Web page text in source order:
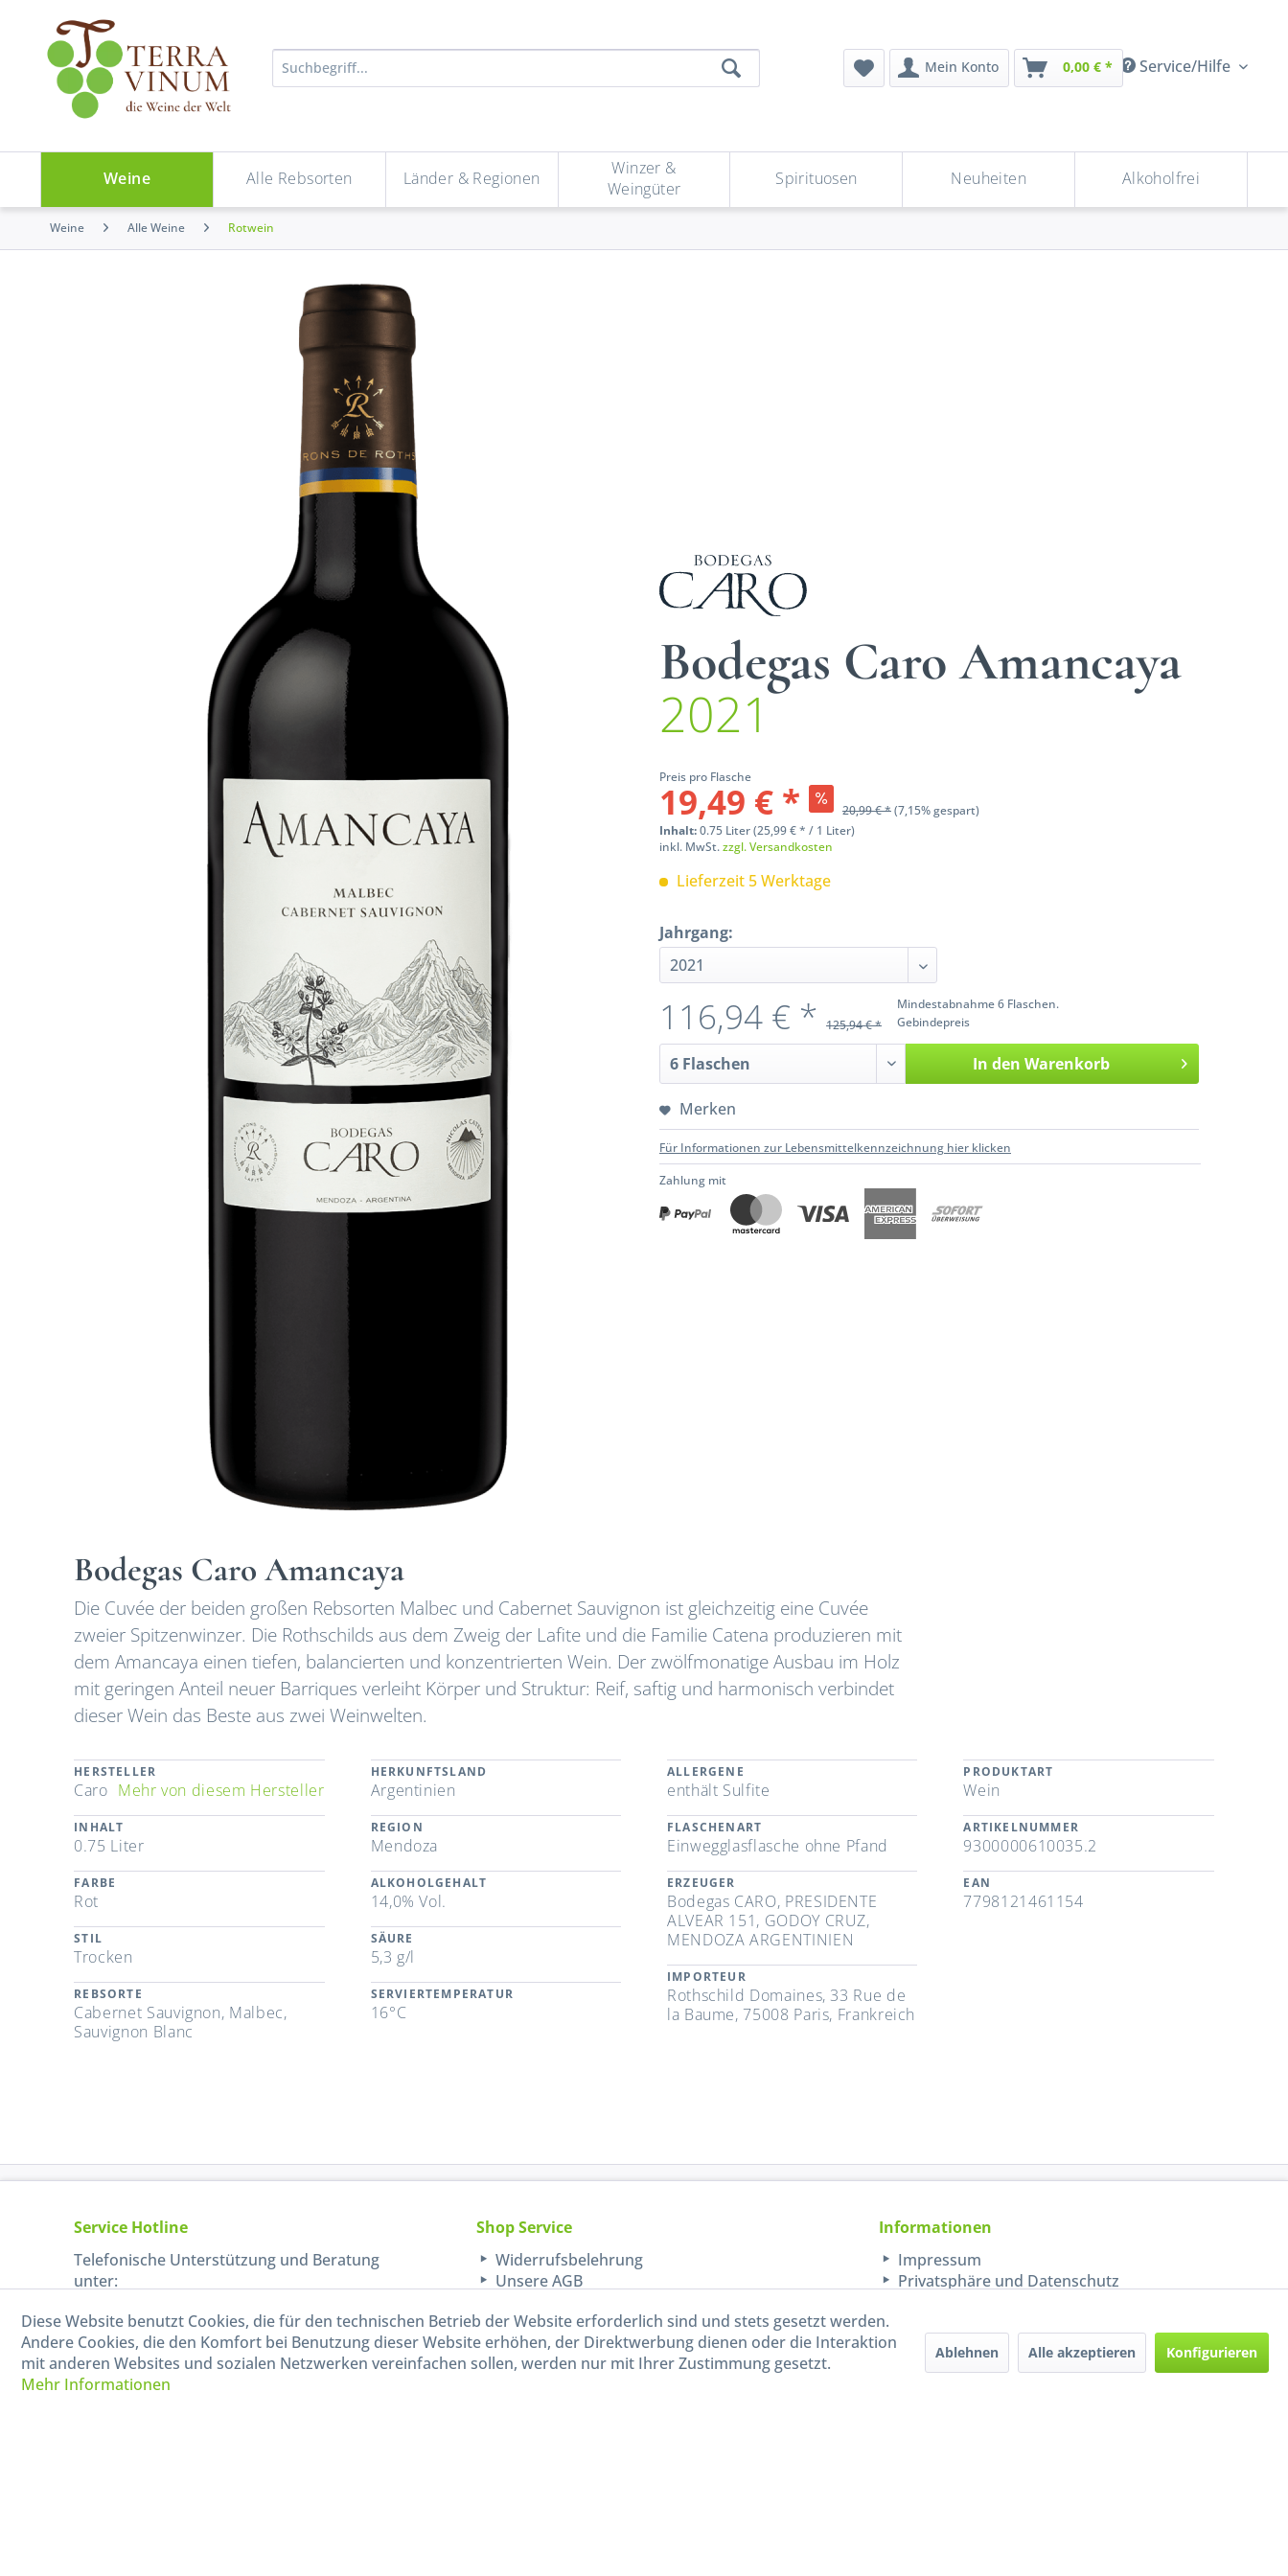
Service/Hilfe
Mein Konto 0,00 € *
Weine Alle Rebsorten Länder & Regionen
Winzer &
Weingüter
Spirituosen Neuheiten Alkoholfrei
Weine Alle Weine Rotwein
Bodegas Caro Amancaya
2021
Preis pro Flasche
19,49 € * 20,99 € *(7,15% gespart)
Inhalt:0.75 Liter (25,99 € * / 1 Liter)
inkl. MwSt.zzgl. Versandkosten
Lieferzeit 5 Werktage
Jahrgang:
Mindestabnahme 6 Flaschen.
Gebindepreis
116,94 € * 125,94 € *
In den Warenkorb
Merken
Für Informationen zur Lebensmittelkennzeichnung hier klicken
Zahlung mit
Bodegas Caro Amancaya
Die Cuvée der beiden großen Rebsorten Malbec und Cabernet Sauvignon ist gleichzeitig eine Cuvée
zweier Spitzenwinzer. Die Rothschilds aus dem Zweig der Lafite und die Familie Catena produzieren mit
dem Amancaya einen tiefen, balancierten und konzentrierten Wein. Der zwölfmonatige Ausbau im Holz
mit geringen Anteil neuer Barriques verleiht Körper und Struktur: Reif, saftig und harmonisch verbindet
dieser Wein das Beste aus zwei Weinwelten.
HERSTELLER
Caro Mehr von diesem Hersteller
INHALT
0.75 Liter
FARBE
Rot
STIL
Trocken
REBSORTE
Cabernet Sauvignon, Malbec,
Sauvignon Blanc
HERKUNFTSLAND
Argentinien
REGION
Mendoza
ALKOHOLGEHALT
14,0% Vol.
SÄURE
5,3 g/l
SERVIERTEMPERATUR
16°C
ALLERGENE
enthält Sulfite
FLASCHENART
Einwegglasflasche ohne Pfand
ERZEUGER
Bodegas CARO, PRESIDENTE
ALVEAR 151, GODOY CRUZ,
MENDOZA ARGENTINIEN
IMPORTEUR
Rothschild Domaines, 33 Rue de
la Baume, 75008 Paris, Frankreich
PRODUKTART
Wein
ARTIKELNUMMER
9300000610035.2
EAN
7798121461154
Service Hotline
Telefonische Unterstützung und Beratung
unter:
040-880 99 770
Mo-Fr, 09:00 - 15:00 Uhr
Shop Service
Widerrufsbelehrung
Unsere AGB
Informationen
Impressum
Privatsphäre und Datenschutz
Diese Website benutzt Cookies, die für den technischen Betrieb der Website erforderlich sind und stets gesetzt werden.
Andere Cookies, die den Komfort bei Benutzung dieser Website erhöhen, der Direktwerbung dienen oder die Interaktion
mit anderen Websites und sozialen Netzwerken vereinfachen sollen, werden nur mit Ihrer Zustimmung gesetzt.
Mehr Informationen
Ablehnen Alle akzeptieren Konfigurieren